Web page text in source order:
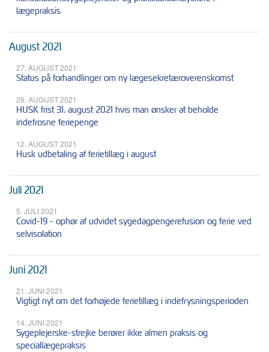
lægepraksis
August 2021
27. AUGUST 2021
Status på forhandlinger om ny lægesekretæroverenskomst
26. AUGUST 2021
HUSK frist 31. august 2021 hvis man ønsker at beholde
indefrosne feriepenge
12. AUGUST 2021
Husk udbetaling af ferietillæg i august
Juli 2021
5. JULI 2021
Covid-19 - ophør af udvidet sygedagpengerefusion og ferie ved
selvisolation
Juni 2021
21. JUNI 2021
Vigtigt nyt om det forhøjede ferietillæg i indefrysningsperioden
14. JUNI 2021
Sygeplejerske-strejke berører ikke almen praksis og
speciallægepraksis